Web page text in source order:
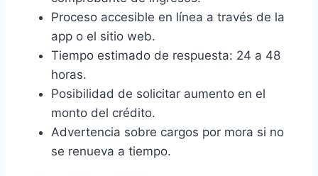
Proceso accesible en línea a través de la
app o el sitio web.
Tiempo estimado de respuesta: 24 a 48
horas.
Posibilidad de solicitar aumento en el
monto del crédito.
Advertencia sobre cargos por mora si no
se renueva a tiempo.